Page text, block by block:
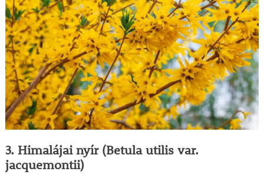
3. Himalájai nyír (Betula utilis var.
jacquemontii)